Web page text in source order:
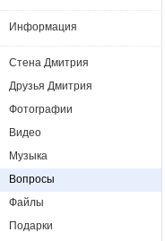
Информация
Стена Дмитрия
Друзья Дмитрия
Фотографии
Видео
Музыка
Вопросы
Файлы
Подарки